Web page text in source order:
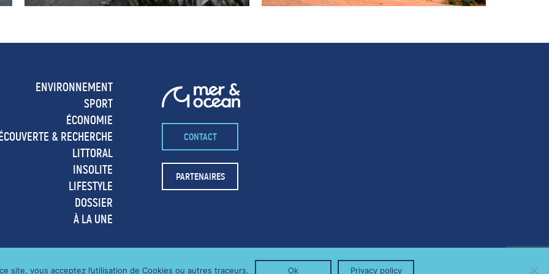
ENVIRONNEMENT
SPORT
ÉCONOMIE
& RECHERCHE
LITTORAL
INSOLITE
LIFESTYLE
DOSSIER
À LA UNE
CONTACT
PARTENAIRES
site, vous acceptez l’utilisation de Cookies ou autres traceurs. Ok Privacy policy